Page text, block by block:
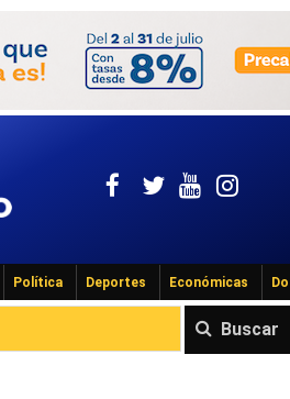
Política Deportes Económicas
Buscar